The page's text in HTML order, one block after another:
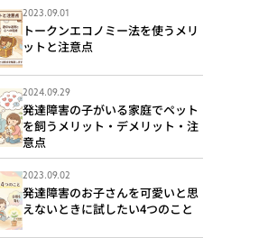
2023.09.01
トークンエコノミー法を使うメリ
ットと注意点
2024.09.29
発達障害の子がいる家庭でペット
を飼うメリット・デメリット・注
意点
2023.09.02
発達障害のお子さんを可愛いと思
えないときに試したい4つのこと